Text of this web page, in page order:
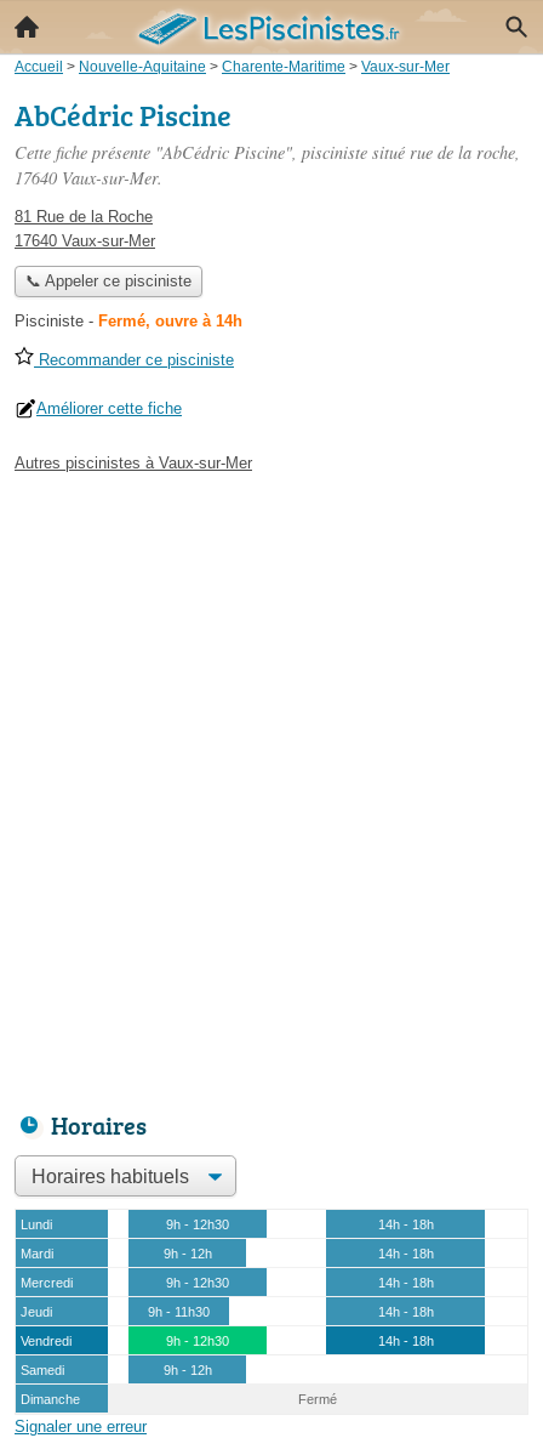
Accueil > Nouvelle-Aquitaine > Charente-Maritime > Vaux-sur-Mer
AbCédric Piscine
Cette fiche présente "AbCédric Piscine", pisciniste situé rue de la roche,
17640 Vaux-sur-Mer.
81 Rue de la Roche
17640 Vaux-sur-Mer
📞 Appeler ce pisciniste
Pisciniste - Fermé, ouvre à 14h
Recommander ce pisciniste
Améliorer cette fiche
Autres piscinistes à Vaux-sur-Mer
Horaires
Lundi 9h - 12h30
14h - 18h
Mardi
9h - 12h
14h - 18h
Mercredi
9h - 12h30
14h - 18h
Jeudi
9h - 11h30
14h - 18h
Vendredi
9h - 12h30
14h - 18h
Samedi
9h - 12h
Dimanche
Fermé
Signaler une erreur